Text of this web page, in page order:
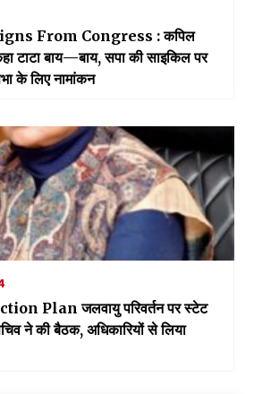
From Congress : कपिल
टाटा बाय—बाय, सपा की साइकिल पर
के लिए नामांकन
Plan जलवायु परिवर्तन पर स्टेट
ने की बैठक, अधिकारियों से लिया